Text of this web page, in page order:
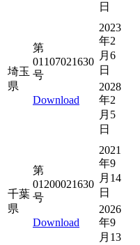
日
埼玉
県
第
01107021630
号
Download
2023
年2
月6
日
2028
年2
月5
日
千葉
県
第
01200021630
号
Download
2021
年9
月14
日
2026
年9
月13